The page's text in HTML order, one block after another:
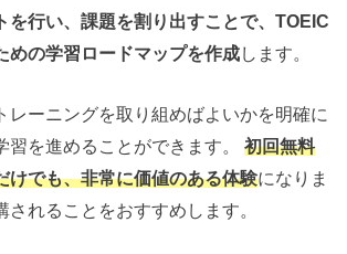
を行い、課題を割り出すことで、TOEIC
めの学習ロードマップを作成します。
レーニングを取り組めばよいかを明確に
習を進めることができます。 初回無料
けでも、非常に価値のある体験になりま
されることをおすすめします。